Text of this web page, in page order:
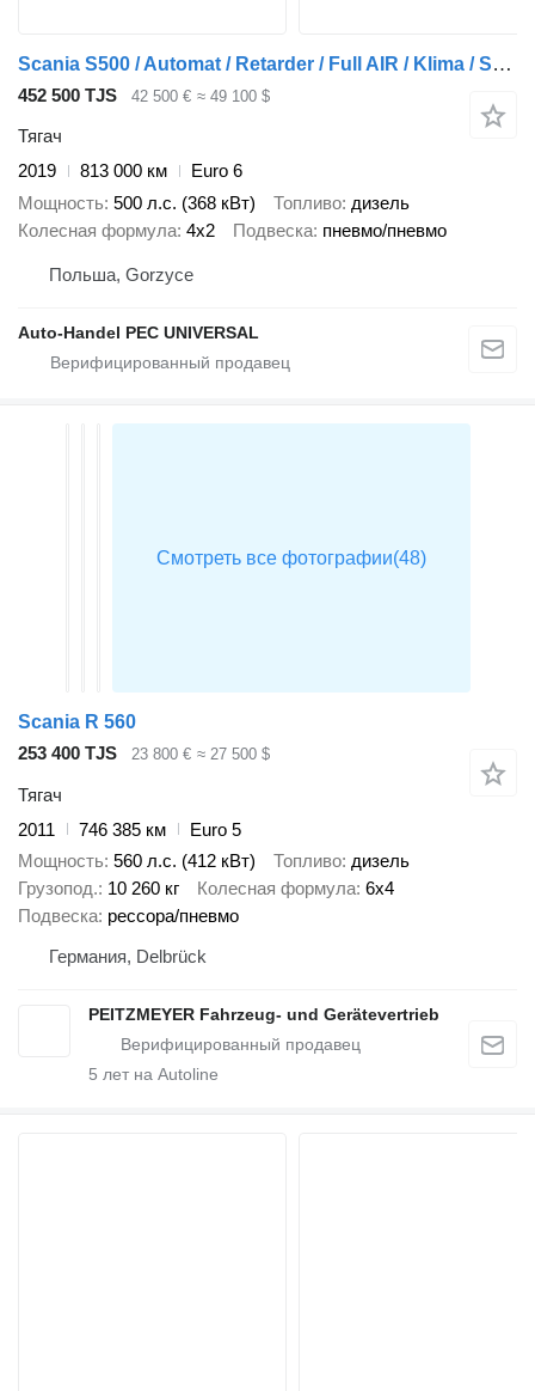
Scania S500 / Automat / Retarder / Full AIR / Klima / Skory / Navi / Le
452 500 TJS 42 500 € ≈ 49 100 $
Тягач
2019
813 000 км
Euro 6
Мощность 500 л.с. (368 кВт) Топливо дизель
Колесная формула 4x2 Подвеска пневмо/пневмо
Польша, Gorzyce
Auto-Handel PEC UNIVERSAL
Scania R 560
253 400 TJS
23 800 € ≈ 27 500 $
Тягач
2011
746 385 км
Euro 5
Мощность 560 л.с. (412 кВт) Топливо дизель
Грузопод. 10 260 кг Колесная формула 6x4
Подвеска рессора/пневмо
Германия, Delbrück
PEITZMEYER Fahrzeug- und Gerätevertrieb
5 лет на Autoline